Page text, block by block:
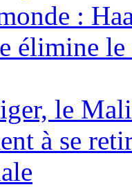
:
élimine
le
à se